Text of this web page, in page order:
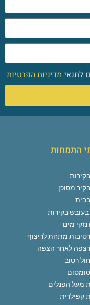
לתנאי מדיניות הפרטיות
התמחות
מסוכן
בעובש בקירות
מים
רטיבות מתחת לריצוף
רצפה לאחר הצפה
רטוב
סומסום
מעל הפנלים
קפילרית